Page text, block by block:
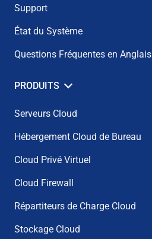
Support
État du Système
Questions Fréquentes en Anglais
PRODUITS
Serveurs Cloud
Hébergement Cloud de Bureau
Cloud Privé Virtuel
Cloud Firewall
Répartiteurs de Charge Cloud
Stockage Cloud